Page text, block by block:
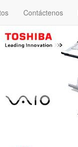
Contáctenos